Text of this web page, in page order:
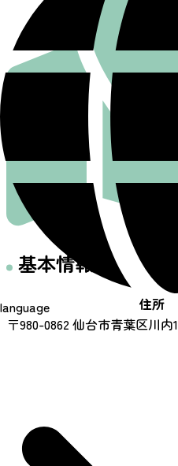
language
基本情報
住所
〒980-0862 仙台市青葉区川内1